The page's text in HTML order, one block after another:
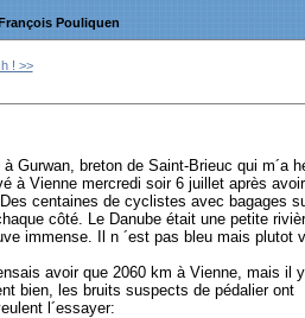
Pouliquen
! >>
à Gurwan, breton de Saint-Brieuc qui m´a
à Vienne mercredi soir 6 juillet après
centaines de cyclistes avec bagages
côté. Le Danube était une petite
immense. Il n ´est pas bleu mais plutot
avoir que 2060 km à Vienne, mais il
bien, les bruits suspects de pédalier ont
l´essayer: